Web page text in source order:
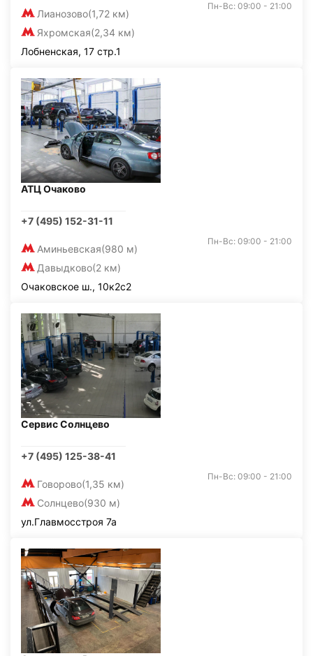
Лианозово(1,72 км)
Яхромская(2,34 км)
Пн-Вс: 09:00 - 21:00
Лобненская, 17 стр.1
АТЦ Очаково
+7 (495) 152-31-11
Аминьевская(980 м)
Давыдково(2 км)
Пн-Вс: 09:00 - 21:00
Очаковское ш., 10к2с2
Сервис Солнцево
+7 (495) 125-38-41
Говорово(1,35 км)
Солнцево(930 м)
Пн-Вс: 09:00 - 21:00
ул.Главмосстроя 7а